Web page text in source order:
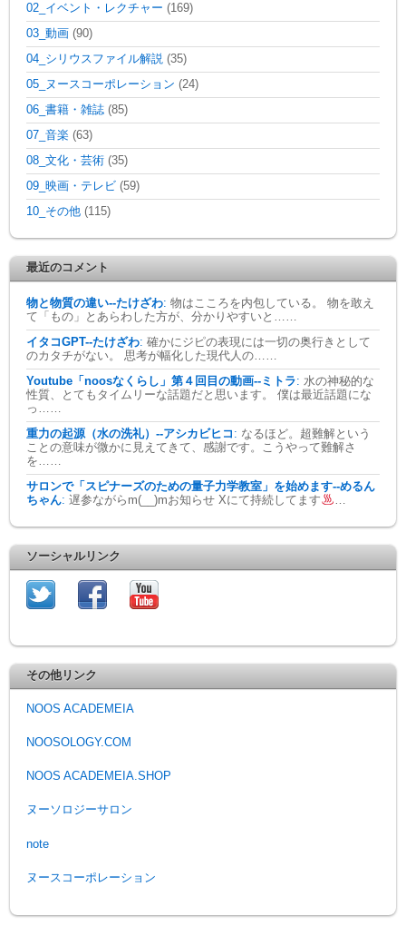
02_イベント・レクチャー (169)
03_動画 (90)
04_シリウスファイル解説 (35)
05_ヌースコーポレーション (24)
06_書籍・雑誌 (85)
07_音楽 (63)
08_文化・芸術 (35)
09_映画・テレビ (59)
10_その他 (115)
最近のコメント
物と物質の違い--たけざわ: 物はこころを内包している。 物を敢え
て「もの」とあらわした方が、分かりやすいと……
イタコGPT--たけざわ: 確かにジピの表現には一切の奥行きとして
のカタチがない。 思考が幅化した現代人の……
Youtube「noosなくらし」第４回目の動画--ミトラ: 水の神秘的な
性質、とてもタイムリーな話題だと思います。 僕は最近話題にな
っ……
重力の起源（水の洗礼）--アシカビヒコ : なるほど。超難解という
ことの意味が微かに見えてきて、感謝です。こうやって難解さ
を……
サロンで「スピナーズのための量子力学教室」を始めます--めるん
ちゃん: 遅参ながらm(__)mお知らせ Xにて持続してます …
ソーシャルリンク
その他リンク
NOOS ACADEMEIA
NOOSOLOGY.COM
NOOS ACADEMEIA.SHOP
ヌーソロジーサロン
note
ヌースコーポレーション